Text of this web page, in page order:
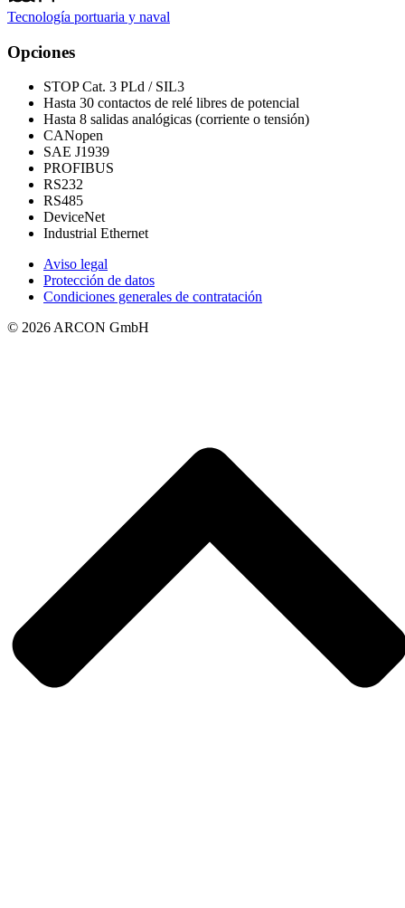
Tecnología portuaria y naval
Opciones
STOP Cat. 3 PLd / SIL3
Hasta 30 contactos de relé libres de potencial
Hasta 8 salidas analógicas (corriente o tensión)
CANopen
SAE J1939
PROFIBUS
RS232
RS485
DeviceNet
Industrial Ethernet
Aviso legal
Protección de datos
Condiciones generales de contratación
© 2026 ARCON GmbH